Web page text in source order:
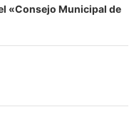
«Consejo Municipal de